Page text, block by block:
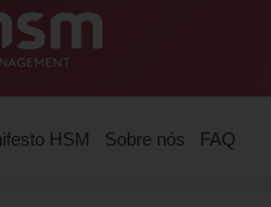
HSM Sobre nós FAQ